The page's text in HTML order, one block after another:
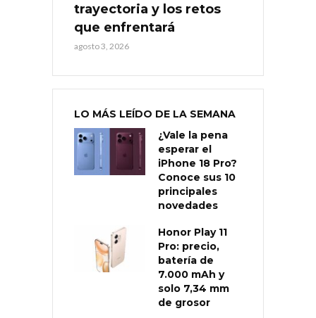
trayectoria y los retos
que enfrentará
agosto 3, 2026
LO MÁS LEÍDO DE LA SEMANA
¿Vale la pena
esperar el
iPhone 18 Pro?
Conoce sus 10
principales
novedades
Honor Play 11
Pro: precio,
batería de
7.000 mAh y
solo 7,34 mm
de grosor